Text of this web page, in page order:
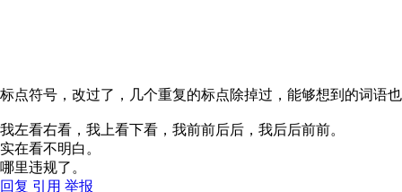
标点符号，改过了，几个重复的标点除掉过，能够想到的词语
我左看右看，我上看下看，我前前后后，我后后前前。
实在看不明白。
哪里违规了。
回复 引用 举报